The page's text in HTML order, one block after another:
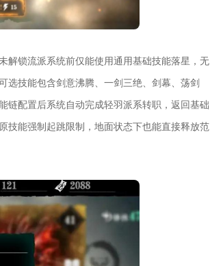
解锁流派系统前仅能使用通用基础技能落星，无
选技能包含剑意沸腾、一剑三绝、剑幕、荡剑
链配置后系统自动完成轻羽派系转职，返回基础
技能强制起跳限制，地面状态下也能直接释放范